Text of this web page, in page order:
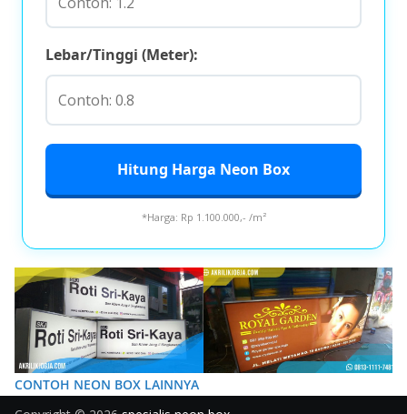
Lebar/Tinggi (Meter):
Hitung Harga Neon Box
*Harga: Rp 1.100.000,- /m²
CONTOH NEON BOX LAINNYA